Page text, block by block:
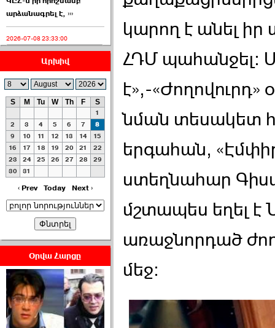
արձանագրել է, ›››
2026-07-08 23:33:00
ՀԱՅԱՊԱՀՊԱՆՈՒԹԻՒՆ՝
ՀԱՒԱՏՔԻ ԵՒ
ԿՐԹՈՒԹԵԱՆ
ՃԱՆԱՊԱՐՀՈՎ ›››
2026-07-06 06:50:00
Ամենաշատը էսօրվանից
էի վախենում.Նիկոլայ
Եղիազարյան ›››
2026-07-05 23:19:00
Արխիվ
S M Tu W Th F S
1
2
3 4 5 6 7
8
9
10 11 12 13 14
15
16
17 18 19 20 21
22
23
24 25 26 27 28
29
30
31
‹ Prev Today Next ›
Օրվա Հարցը
կարող է անել իր
ՀԴՄ պահանջել:
է»,-«Ժողովուրդ»
նման տեսակետ
երգահան,
ստեղնահար
մշտապես եղել է
առաջնորդած
մեջ: